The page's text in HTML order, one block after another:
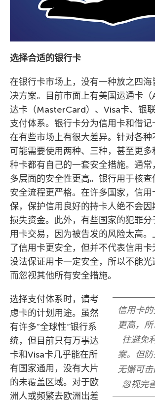
选择合适的银行卡
在银行卡市场上，没有一种放之四
决方案。目前市面上有美国运通卡（
达卡（MasterCard）、Visa卡、银
支付体系。银行卡分为信用卡和借记
在有些市场上有很大差异。针对各种
可能需要使用两种、三种，甚至更
种卡都有自己的一套安全措施。通
多层面的安全性更高。银行用于核查
安全流程更严格。在许多国家，信用
保，保护信用良好的持卡人绝不会因
损失资金。此外，有些国家的犯罪分
用卡交易，因为被告发的风险太高。
了信用卡更安全，但并不代表信用卡
没法保证用卡一定安全，所以不能光
而忽视其他所有安全措施。
信用卡
更高，
往避免
案。但
无懈可
忽视完
选择支付体系时，请考
虑卡的计划用途。虽然
有许多”全球性”银行系
统，但目前只有万事达
卡和Visa卡几乎能在所
有国家通用，没有大片
的未覆盖区域。对于欧
洲人或频繁去欧洲出差